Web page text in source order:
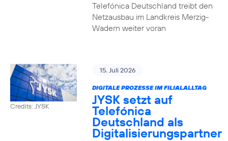
Telefónica Deutschland treibt den
Netzausbau im Landkreis Merzig-
Wadern weiter voran
Credits: JYSK
15. Juli 2026
DIGITALE PROZESSE IM FILIALALLTAG
JYSK setzt auf
Telefónica
Deutschland als
Digitalisierungspartner